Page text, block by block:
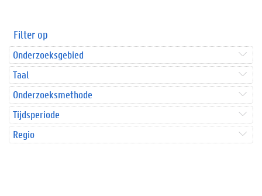
Filter op
Onderzoeksgebied
Taal
Onderzoeksmethode
Tijdsperiode
Regio